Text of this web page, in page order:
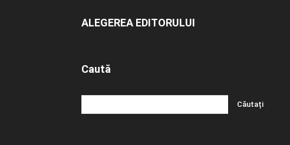
ALEGEREA EDITORULUI
Caută